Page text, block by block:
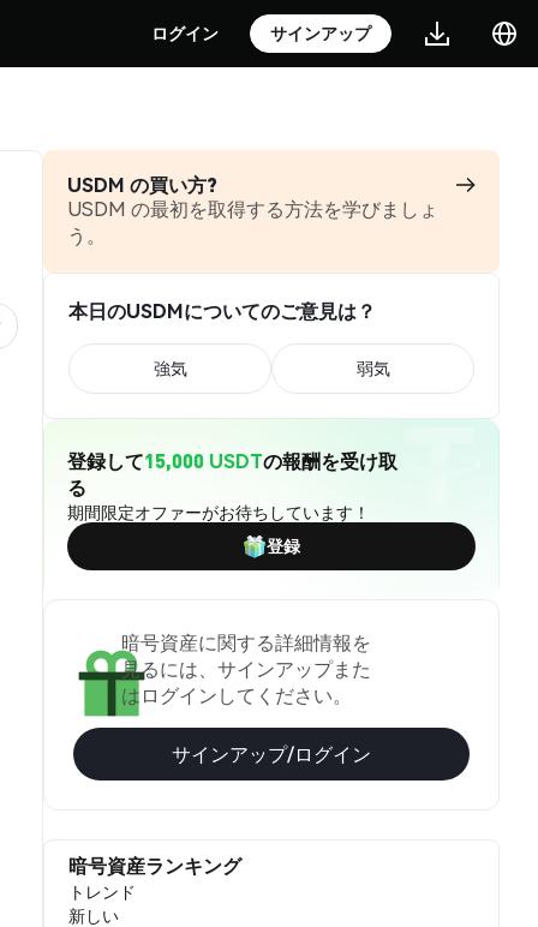
ログイン サインアップ
USDM の買い方?
USDM の最初を取得する方法を学びましょ
う。
本日のUSDMについてのご意見は？
強気 弱気
登録して15,000 USDTの報酬を受け取
る
期間限定オファーがお待ちしています！
登録
暗号資産に関する詳細情報を
見るには、サインアップまた
はログインしてください。
サインアップ/ログイン
暗号資産ランキング
トレンド
新しい